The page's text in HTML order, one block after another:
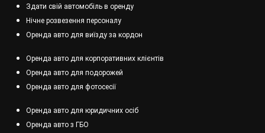
Здати свій автомобіль в оренду
Нічне розвезення персоналу
Оренда авто для виїзду за кордон
Оренда авто для корпоративних клієнтів
Оренда авто для подорожей
Оренда авто для фотосесії
Оренда авто для юридичних осіб
Оренда авто з ГБО